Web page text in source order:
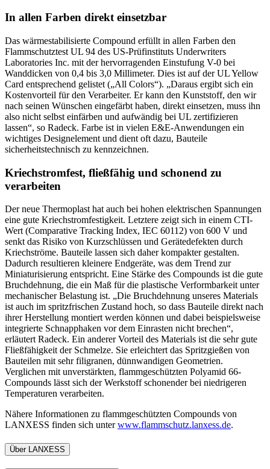
In allen Farben direkt einsetzbar
Das wärmestabilisierte Compound erfüllt in allen Farben den
Flammschutztest UL 94 des US-Prüfinstituts Underwriters
Laboratories Inc. mit der hervorragenden Einstufung V-0 bei
Wanddicken von 0,4 bis 3,0 Millimeter. Dies ist auf der UL Yellow
Card entsprechend gelistet („All Colors“). „Daraus ergibt sich ein
Kostenvorteil für den Verarbeiter. Er kann den Kunststoff, den wir
nach seinen Wünschen eingefärbt haben, direkt einsetzen, muss ihn
also nicht selbst einfärben und aufwändig bei UL zertifizieren
lassen“, so Radeck. Farbe ist in vielen E&E-Anwendungen ein
wichtiges Designelement und dient oft dazu, Bauteile
sicherheitstechnisch zu kennzeichnen.
Kriechstromfest, fließfähig und schonend zu
verarbeiten
Der neue Thermoplast hat auch bei hohen elektrischen Spannungen
eine gute Kriechstromfestigkeit. Letztere zeigt sich in einem CTI-
Wert (Comparative Tracking Index, IEC 60112) von 600 V und
senkt das Risiko von Kurzschlüssen und Gerätedefekten durch
Kriechströme. Bauteile lassen sich daher kompakter gestalten.
Dadurch resultieren kleinere Endgeräte, was dem Trend zur
Miniaturisierung entspricht. Eine Stärke des Compounds ist die gute
Bruchdehnung, die ein Maß für die plastische Verformbarkeit unter
mechanischer Belastung ist. „Die Bruchdehnung unseres Materials
ist auch im spritzfrischen Zustand hoch, so dass Bauteile direkt nach
ihrer Herstellung montiert werden können und dabei beispielsweise
integrierte Schnapphaken vor dem Einrasten nicht brechen“,
erläutert Radeck. Ein anderer Vorteil des Materials ist die sehr gute
Fließfähigkeit der Schmelze. Sie erleichtert das Spritzgießen von
Bauteilen mit sehr filigranen, dünnwandigen Geometrien.
Verglichen mit unverstärkten, flammgeschützten Polyamid 66-
Compounds lässt sich der Werkstoff schonender bei niedrigeren
Temperaturen verarbeiten.
Nähere Informationen zu flammgeschützten Compounds von
LANXESS finden sich unterwww.flammschutz.lanxess.de.
Über LANXESS